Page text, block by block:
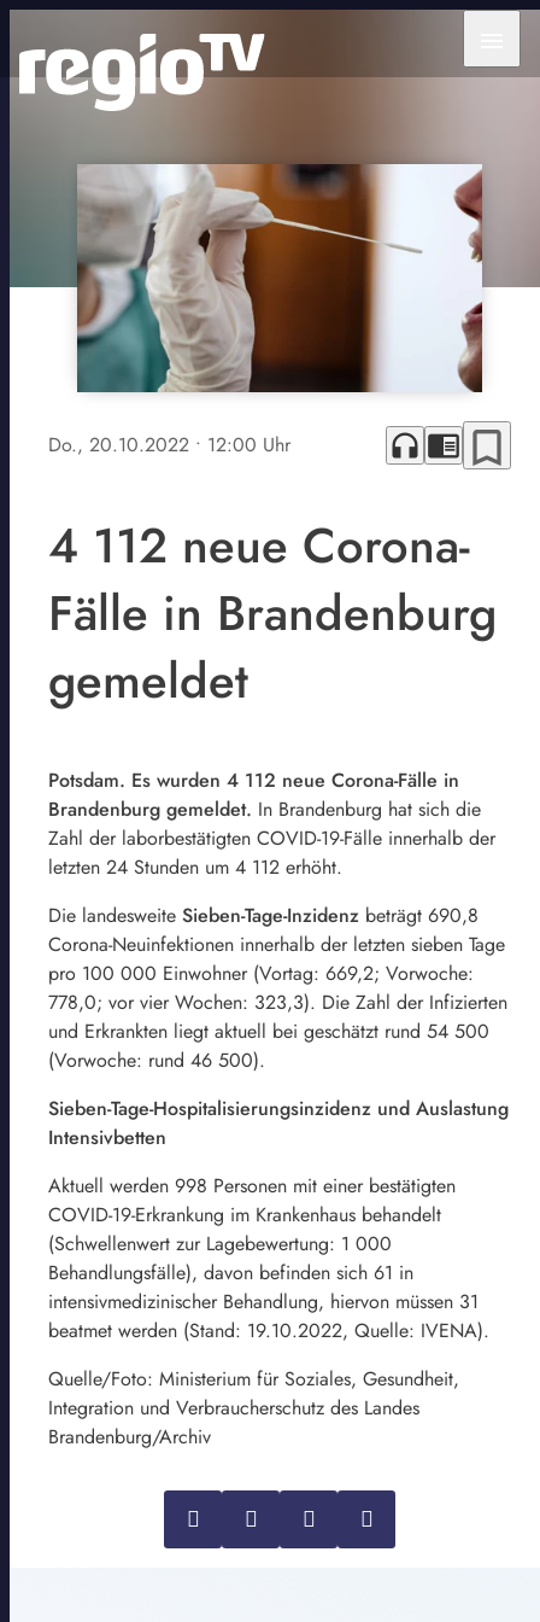
Do., 20.10.2022 • 12:00 Uhr headphones chrome_reader_mode bookmark_border
4 112 neue Corona-
Fälle in Brandenburg
gemeldet
Potsdam. Es wurden 4 112 neue Corona-Fälle in
Brandenburg gemeldet. In Brandenburg hat sich die
Zahl der laborbestätigten COVID-19-Fälle innerhalb der
letzten 24 Stunden um 4 112 erhöht.
Die landesweite Sieben-Tage-Inzidenz beträgt 690,8
Corona-Neuinfektionen innerhalb der letzten sieben Tage
pro 100 000 Einwohner (Vortag: 669,2; Vorwoche:
778,0; vor vier Wochen: 323,3). Die Zahl der Infizierten
und Erkrankten liegt aktuell bei geschätzt rund 54 500
(Vorwoche: rund 46 500).
Sieben-Tage-Hospitalisierungsinzidenz und Auslastung
Intensivbetten
Aktuell werden 998 Personen mit einer bestätigten
COVID-19-Erkrankung im Krankenhaus behandelt
(Schwellenwert zur Lagebewertung: 1 000
Behandlungsfälle), davon befinden sich 61 in
intensivmedizinischer Behandlung, hiervon müssen 31
beatmet werden (Stand: 19.10.2022, Quelle: IVENA).
Quelle/Foto: Ministerium für Soziales, Gesundheit,
Integration und Verbraucherschutz des Landes
Brandenburg/Archiv